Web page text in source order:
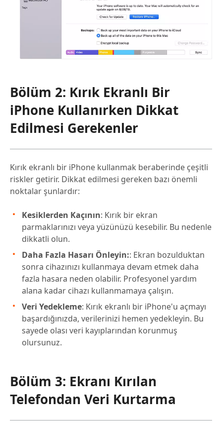
Bölüm 2: Kırık Ekranlı Bir
iPhone Kullanırken Dikkat
Edilmesi Gerekenler
Kırık ekranlı bir iPhone kullanmak beraberinde çeşitli
riskler getirir. Dikkat edilmesi gereken bazı önemli
noktalar şunlardır:
Kesiklerden Kaçının: Kırık bir ekran
parmaklarınızı veya yüzünüzü kesebilir. Bu nedenle
dikkatli olun.
Daha Fazla Hasarı Önleyin:: Ekran bozulduktan
sonra cihazınızı kullanmaya devam etmek daha
fazla hasara neden olabilir. Profesyonel yardım
alana kadar cihazı kullanmamaya çalışın.
Veri Yedekleme: Kırık ekranlı bir iPhone'u açmayı
başardığınızda, verilerinizi hemen yedekleyin. Bu
sayede olası veri kayıplarından korunmuş
olursunuz.
Bölüm 3: Ekranı Kırılan
Telefondan Veri Kurtarma